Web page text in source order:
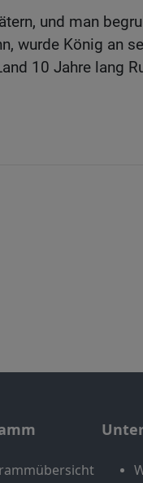
und man
wurde König an
10 Jahre lang